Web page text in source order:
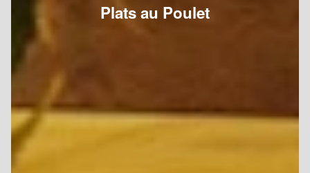
Plats au Poulet